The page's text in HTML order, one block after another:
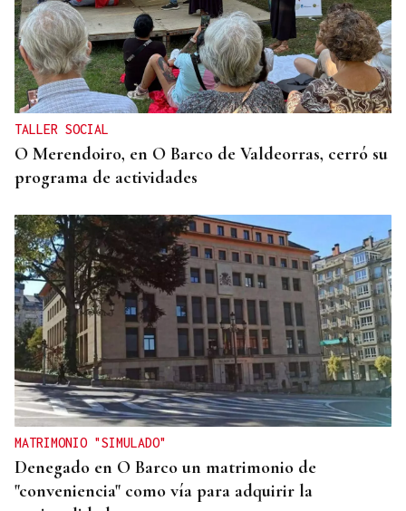
TALLER SOCIAL
O Merendoiro, en O Barco de Valdeorras, cerró su
programa de actividades
MATRIMONIO "SIMULADO"
Denegado en O Barco un matrimonio de
"conveniencia" como vía para adquirir la